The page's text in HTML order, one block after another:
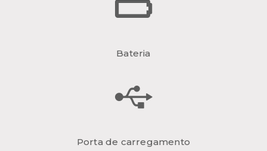
Bateria
Porta de carregamento